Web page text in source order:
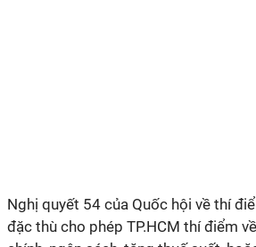
Nghị quyết 54 của Quốc hội về thí
đặc thù cho phép TP.HCM thí điểm